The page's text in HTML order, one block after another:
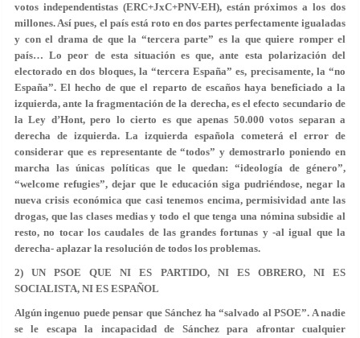
votos independentistas (ERC+JxC+PNV-EH), están próximos a los dos
millones. Así pues, el país está roto en dos partes perfectamente igualadas
y con el drama de que la “tercera parte” es la que quiere romper el
país…Lo peor de esta situación es que, ante esta polarización del
electorado en dos bloques, la “tercera España” es, precisamente, la “no
España”. El hecho de que el reparto de escaños haya beneficiado a la
izquierda, ante la fragmentación de la derecha, es el efecto secundario de
la Ley d’Hont, pero lo cierto es que apenas 50.000 votos separan a
derecha de izquierda. La izquierda española cometerá el error de
considerar que es representante de “todos” y demostrarlo poniendo en
marcha las únicas políticas que le quedan: “ideología de género”,
“welcome refugies”, dejar que le educación siga pudriéndose, negar la
nueva crisis económica que casi tenemos encima, permisividad ante las
drogas, que las clases medias y todo el que tenga una nómina subsidie al
resto, no tocar los caudales de las grandes fortunas y -al igual que la
derecha- aplazar la resolución de todos los problemas.
2) UN PSOE QUE NI ES PARTIDO, NI ES OBRERO, NI ES
SOCIALISTA, NI ES ESPAÑOL
Algún ingenuo puede pensar que Sánchez ha “salvado al PSOE”. A nadie
se le escapa la incapacidad de Sánchez para afrontar cualquier